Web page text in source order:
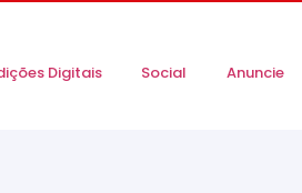
Digitais Social Anuncie